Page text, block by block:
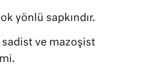
yönlü sapkındır.
ve mazoşist